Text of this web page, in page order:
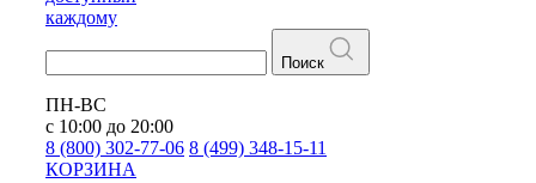
каждому
Поиск
ПН-ВС
с 10:00 до 20:00
8 (800) 302-77-06 8 (499) 348-15-11
КОРЗИНА